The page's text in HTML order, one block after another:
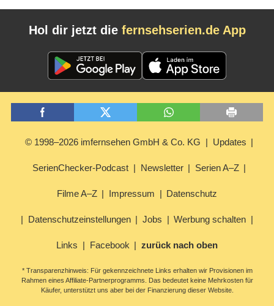
Hol dir jetzt die fernsehserien.de App
© 1998–2026 imfernsehen GmbH & Co. KG Updates
SerienChecker-Podcast Newsletter Serien A–Z
Filme A–Z Impressum Datenschutz
Datenschutzeinstellungen Jobs Werbung schalten
Links Facebook zurück nach oben
* Transparenzhinweis: Für gekennzeichnete Links erhalten wir Provisionen im
Rahmen eines Affiliate-Partnerprogramms. Das bedeutet keine Mehrkosten für
Käufer, unterstützt uns aber bei der Finanzierung dieser Website.